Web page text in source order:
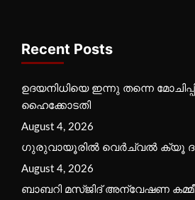
Recent Posts
ഉദയനിധിയെ ഇന്നു തന്നെ
ഹൈക്കോടതി
August 4, 2026
ഗുരുവായൂരില്‍ വെര്‍ച്വല്‍ ക്യൂ
August 4, 2026
ബാബറി മസ്ജിദ് അന്വേഷണ